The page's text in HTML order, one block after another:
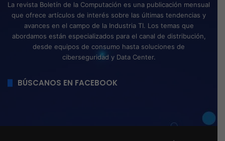
La revista Boletín de la Computación es una publicación mensual
que ofrece artículos de interés sobre las últimas tendencias y
avances en el campo de la Industria TI. Los temas que
abordamos están especializados para el canal de distribución,
desde equipos de consumo hasta soluciones de
ciberseguridad y Data Center.
BÚSCANOS EN FACEBOOK